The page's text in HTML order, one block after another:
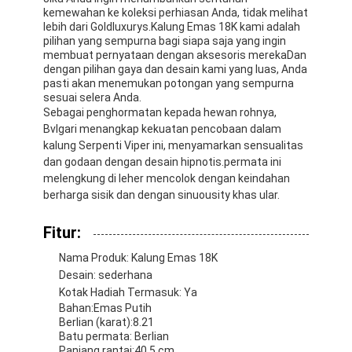
kemewahan ke koleksi perhiasan Anda, tidak melihat
lebih dari Goldluxurys.Kalung Emas 18K kami adalah
pilihan yang sempurna bagi siapa saja yang ingin
membuat pernyataan dengan aksesoris merekaDan
dengan pilihan gaya dan desain kami yang luas, Anda
pasti akan menemukan potongan yang sempurna
sesuai selera Anda.
Sebagai penghormatan kepada hewan rohnya,
Bvlgari menangkap kekuatan pencobaan dalam
kalung Serpenti Viper ini, menyamarkan sensualitas
dan godaan dengan desain hipnotis.permata ini
melengkung di leher mencolok dengan keindahan
berharga sisik dan dengan sinuousity khas ular.
Fitur:
Nama Produk: Kalung Emas 18K
Desain: sederhana
Kotak Hadiah Termasuk: Ya
Bahan:Emas Putih
Berlian (karat):8.21
Batu permata: Berlian